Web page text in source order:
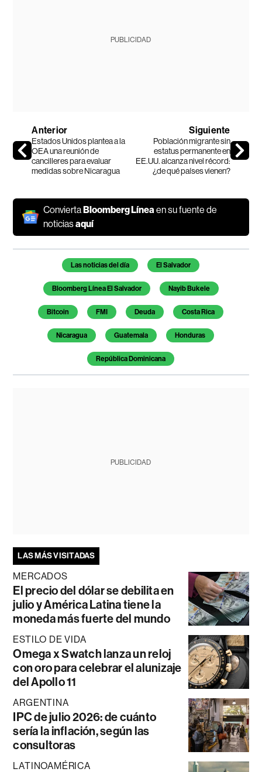
PUBLICIDAD
Anterior
Estados Unidos plantea a la
OEA una reunión de
cancilleres para evaluar
medidas sobre Nicaragua
Siguiente
Población migrante sin
estatus permanente en
EE.UU. alcanza nivel récord:
¿de qué países vienen?
ConviertaBloomberg Línea en su fuente de
noticiasaquí
Temas de este artículo
Las noticias del día El Salvador
Bloomberg Línea El Salvador Nayib Bukele
Bitcoin FMI Deuda Costa Rica
Nicaragua Guatemala Honduras
República Dominicana
PUBLICIDAD
LAS MÁS VISITADAS
MERCADOS
El precio del dólar se debilita en
julio y América Latina tiene la
moneda más fuerte del mundo
ESTILO DE VIDA
Omega x Swatch lanza un reloj
con oro para celebrar el alunizaje
del Apollo 11
ARGENTINA
IPC de julio 2026: de cuánto
sería la inflación, según las
consultoras
LATINOAMÉRICA